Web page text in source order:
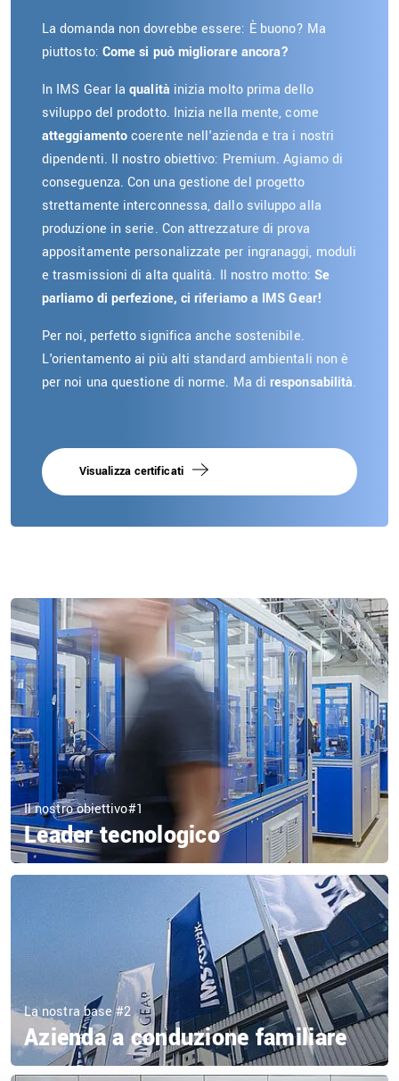
La domanda non dovrebbe essere: È buono? Ma
piuttosto: Come si può migliorare ancora?
In IMS Gear laqualitàinizia molto prima dello
sviluppo del prodotto. Inizia nella mente, come
atteggiamentocoerente nell'azienda e tra i nostri
dipendenti. Il nostro obiettivo: Premium. Agiamo di
conseguenza. Con una gestione del progetto
strettamente interconnessa, dallo sviluppo alla
produzione in serie. Con attrezzature di prova
appositamente personalizzate per ingranaggi, moduli
e trasmissioni di alta qualità. Il nostro motto: Se
parliamo di perfezione, ci riferiamo a IMS Gear!
Per noi, perfetto significa anche sostenibile.
L'orientamento ai più alti standard ambientali non è
per noi una questione di norme. Ma diresponsabilità.
Visualizza certificati
Il nostro obiettivo#1
Leader tecnologico
La nostra base #2
Azienda a conduzione familiare